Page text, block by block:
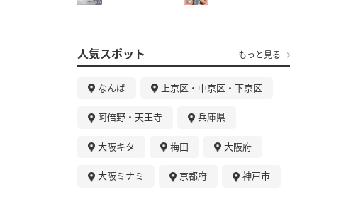
人気スポット もっと見る
なんば 上京区・中京区・下京区
阿倍野・天王寺 兵庫県
大阪キタ 梅田 大阪府
大阪ミナミ 京都府 神戸市